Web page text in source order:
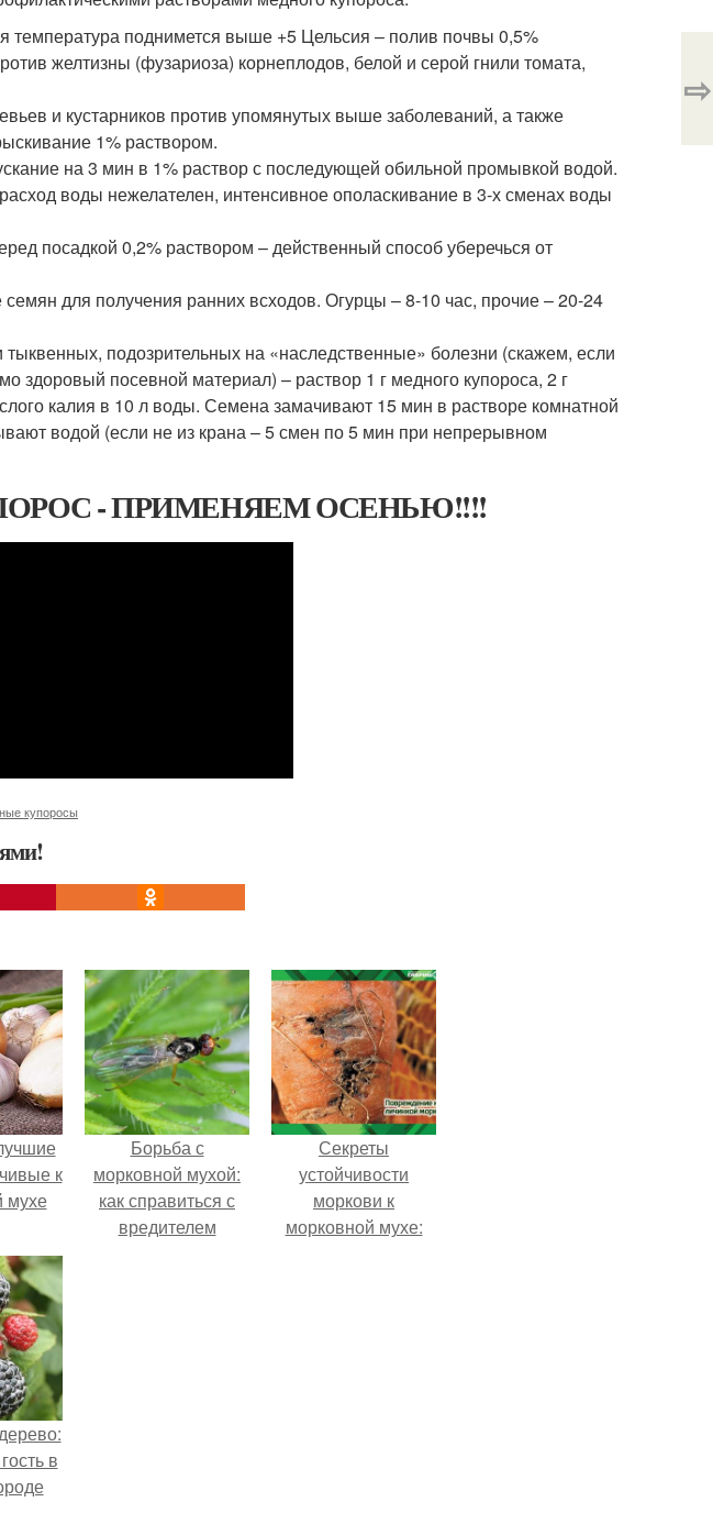
температура поднимется выше +5 Цельсия – полив почвы 0,5%
желтизны (фузариоза) корнеплодов, белой и серой гнили томата,
и кустарников против упомянутых выше заболеваний, а также
1% раствором.
на 3 мин в 1% раствор с последующей обильной промывкой водой.
воды нежелателен, интенсивное ополаскивание в 3-х сменах воды
посадкой 0,2% раствором – действенный способ уберечься от
для получения ранних всходов. Огурцы – 8-10 час, прочие – 20-24
подозрительных на «наследственные» болезни (скажем, если
здоровый посевной материал) – раствор 1 г медного купороса, 2 г
калия в 10 л воды. Семена замачивают 15 мин в растворе комнатной
водой (если не из крана – 5 смен по 5 мин при непрерывном
- ПРИМЕНЯЕМ ОСЕНЬЮ!!!!
купоросы
⇨
к
мухе
Борьба с
морковной мухой:
как справиться с
вредителем
Секреты
устойчивости
моркови к
морковной мухе:
в